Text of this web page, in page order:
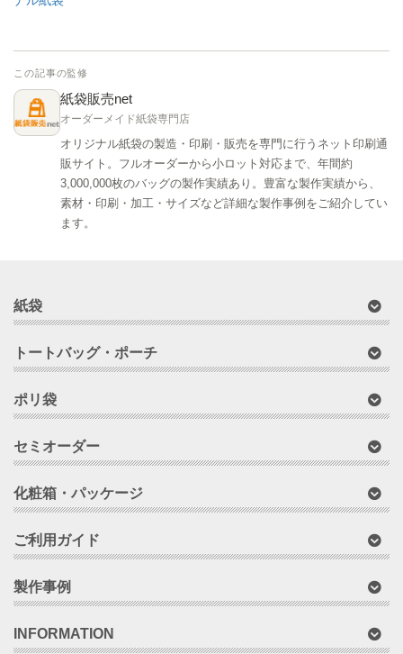
この記事の監修
紙袋販売net
オーダーメイド紙袋専門店
オリジナル紙袋の製造・印刷・販売を専門に行うネット印刷通
販サイト。フルオーダーから小ロット対応まで、年間約
3,000,000枚のバッグの製作実績あり。豊富な製作実績から、
素材・印刷・加工・サイズなど詳細な製作事例をご紹介してい
ます。
紙袋
トートバッグ・ポーチ
ポリ袋
セミオーダー
化粧箱・パッケージ
ご利用ガイド
製作事例
INFORMATION